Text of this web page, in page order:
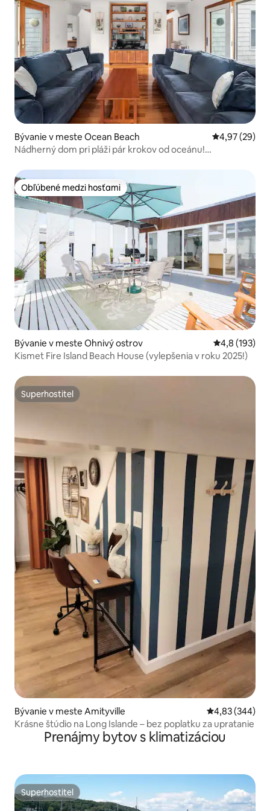
Bývanie v meste Ocean Beach Priemerné
4,97 (29)
Nádherný dom pri pláži pár krokov od oceánu!
Obľúbené medzi hosťami
Obľúbené medzi hosťami
Bývanie v meste Ohnivý ostrov Priemerné
4,8 (193)
Kismet Fire Island Beach House (vylepšenia v roku 2025!)
Superhostiteľ
Superhostiteľ
Bývanie v meste Amityville Priemerné
4,83 (344)
Krásne štúdio na Long Islande – bez poplatku za upratanie
Prenájmy bytov s klimatizáciou
Superhostiteľ
Superhostiteľ